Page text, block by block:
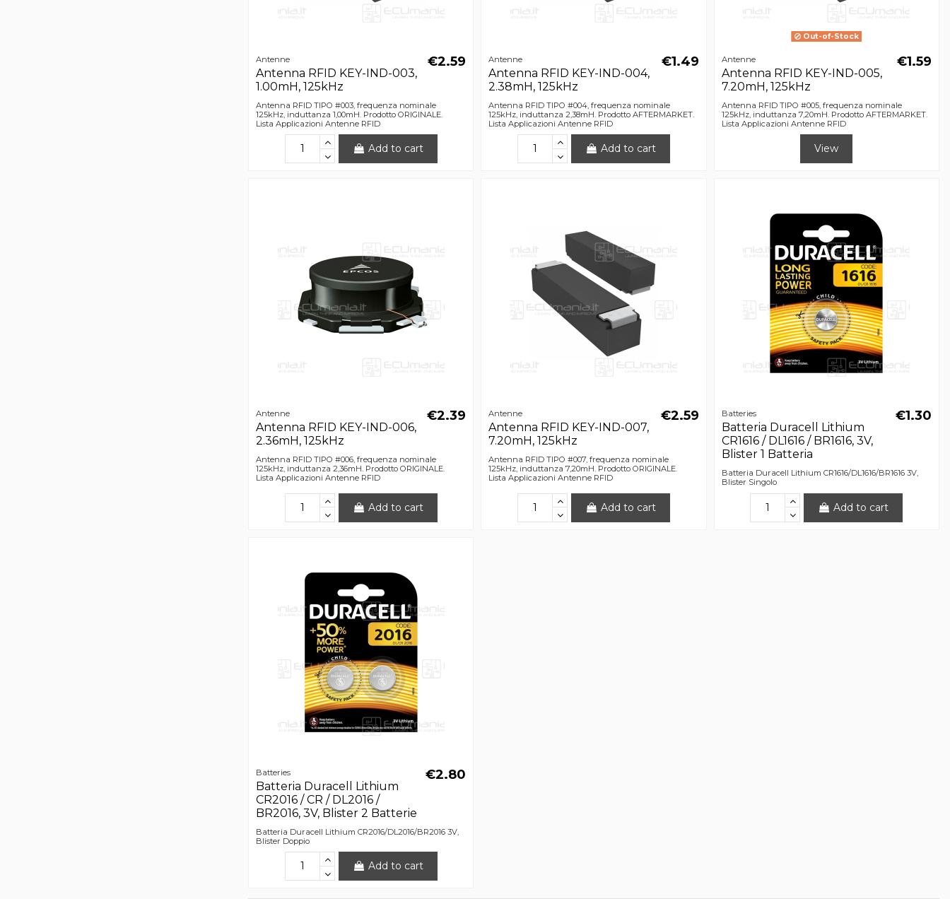
Antenne
Antenna RFID KEY-IND-003,
1.00mH, 125kHz
€2.59
Antenna RFID TIPO #003, frequenza nominale
125kHz, induttanza 1,00mH. Prodotto ORIGINALE.
Lista Applicazioni Antenne RFID
Add to cart
Antenne
Antenna RFID KEY-IND-004,
2.38mH, 125kHz
€1.49
Antenna RFID TIPO #004, frequenza nominale
125kHz, induttanza 2,38mH. Prodotto AFTERMARKET.
Lista Applicazioni Antenne RFID
Add to cart
Out-of-Stock
Antenne
Antenna RFID KEY-IND-005,
7.20mH, 125kHz
€1.59
Antenna RFID TIPO #005, frequenza nominale
125kHz, induttanza 7,20mH. Prodotto AFTERMARKET.
Lista Applicazioni Antenne RFID
View
Antenne
Antenna RFID KEY-IND-006,
2.36mH, 125kHz
€2.39
Antenna RFID TIPO #006, frequenza nominale
125kHz, induttanza 2,36mH. Prodotto ORIGINALE.
Lista Applicazioni Antenne RFID
Add to cart
Antenne
Antenna RFID KEY-IND-007,
7.20mH, 125kHz
€2.59
Antenna RFID TIPO #007, frequenza nominale
125kHz, induttanza 7,20mH. Prodotto ORIGINALE.
Lista Applicazioni Antenne RFID
Add to cart
Batteries
Batteria Duracell Lithium
CR1616 / DL1616 / BR1616, 3V,
Blister 1 Batteria
€1.30
Batteria Duracell Lithium CR1616/DL1616/BR1616 3V,
Blister Singolo
Add to cart
Batteries
Batteria Duracell Lithium
CR2016 / CR / DL2016 /
BR2016, 3V, Blister 2 Batterie
€2.80
Batteria Duracell Lithium CR2016/DL2016/BR2016 3V,
Blister Doppio
Add to cart